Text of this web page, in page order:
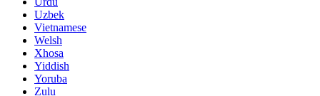
Uzbek
Vietnamese
Welsh
Xhosa
Yiddish
Yoruba
Zulu